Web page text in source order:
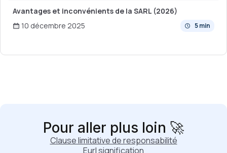
Avantages et inconvénients de la SARL (2026)
5 min
10 décembre 2025
Pour aller plus loin 🚀
Clause limitative de responsabilité
Eurl signification